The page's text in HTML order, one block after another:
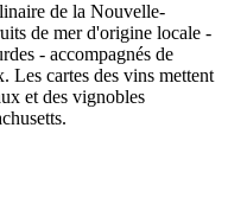
de la Nouvelle-
de mer d'origine locale -
- accompagnés de
Les cartes des vins mettent
et des vignobles